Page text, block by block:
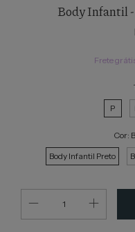
Body Infantil
Frete
P
Cor:
Body Infantil Preto